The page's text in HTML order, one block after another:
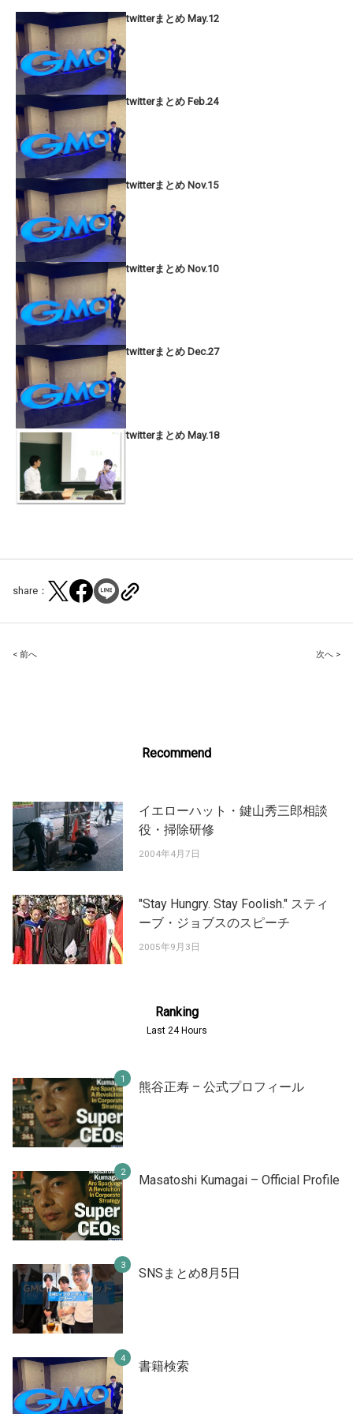
twitterまとめ May.12
twitterまとめ Feb.24
twitterまとめ Nov.15
twitterまとめ Nov.10
twitterまとめ Dec.27
twitterまとめ May.18
share：
Post
< 前へ 次へ >
Recommend
イエローハット・鍵山秀三郎相談
役・掃除研修
2004年4月7日
"Stay Hungry. Stay Foolish." スティ
ーブ・ジョブスのスピーチ
2005年9月3日
Ranking
Last 24 Hours
熊谷正寿 – 公式プロフィール
Masatoshi Kumagai – Official Profile
SNSまとめ8月5日
書籍検索